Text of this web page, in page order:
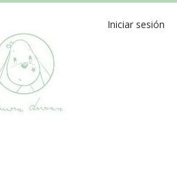
Iniciar sesión